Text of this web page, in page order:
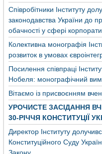
Співробітники Інституту
законодавства України до
обачності у сфері
Колективна монографія
розвиток в умовах
Посилення співпраці
Нобеля: монографічний
Вітаємо із присвоєнням
УРОЧИСТЕ ЗАСІДАННЯ
30-РІЧЧЯ КОНСТИТУЦІЇ
Директор Інституту
Конституційного Суду